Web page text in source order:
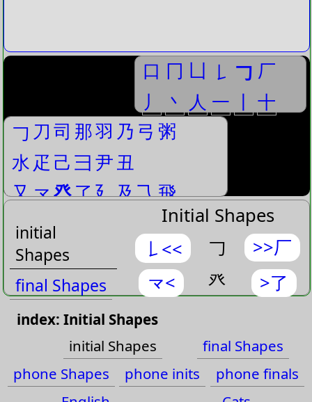
口 冂 凵 𠄌 𠃌 厂
丿
丶 人 一 丨 十
𠃌 刀 司 那羽 乃 弓 粥
水 疋 己 ⺕ 尹丑
又龴癶了廴及⺄飛
initial
Shapes
final Shapes
phone
phone inits
Initial Shapes
𠄌<<
𠃌
>>厂
龴<
癶 >了
index: Initial Shapes
initial Shapes
final Shapes
phone Shapes
phone inits
phone finals